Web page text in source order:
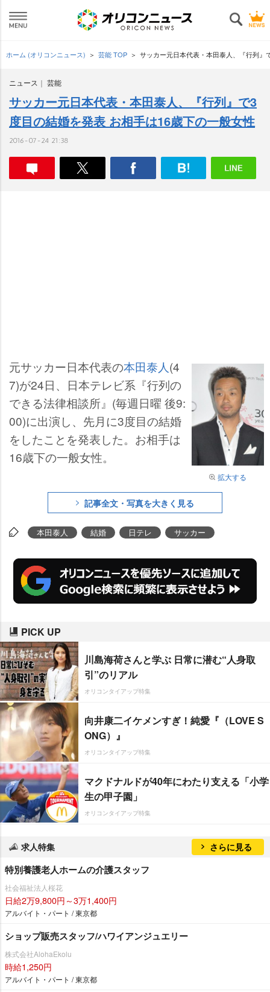
ホーム (オリコンニュース) 芸能 TOP サッカー元日本代表・本田泰人、『行列
ニュース 芸能
サッカー元日本代表・本田泰人、『行列』で3
度目の結婚を発表 お相手は16歳下の一般女性
2016-07-24 21:38
拡大する
元サッカー日本代表の本田泰人(4
7)が24日、日本テレビ系『行列の
できる法律相談所』(毎週日曜 後9:
00)に出演し、先月に3度目の結婚
をしたことを発表した。お相手は
16歳下の一般女性。
記事全文・写真を大きく見る
本田泰人 結婚 日テレ サッカー
PICK UP
川島海荷さんと学ぶ 日常に潜む“人身取
引”のリアル
オリコンタイアップ特集
向井康二イケメンすぎ！純愛『（LOVE S
ONG）』
オリコンタイアップ特集
マクドナルドが40年にわたり支える「小学
生の甲子園」
オリコンタイアップ特集
求人特集 さらに見る
特別養護老人ホームの介護スタッフ
社会福祉法人桜花
日給2万9,800円～3万1,400円
アルバイト・パート / 東京都
ショップ販売スタッフ/ハワイアンジュエリー
株式会社AlohaEkolu
時給1,250円
アルバイト・パート / 東京都